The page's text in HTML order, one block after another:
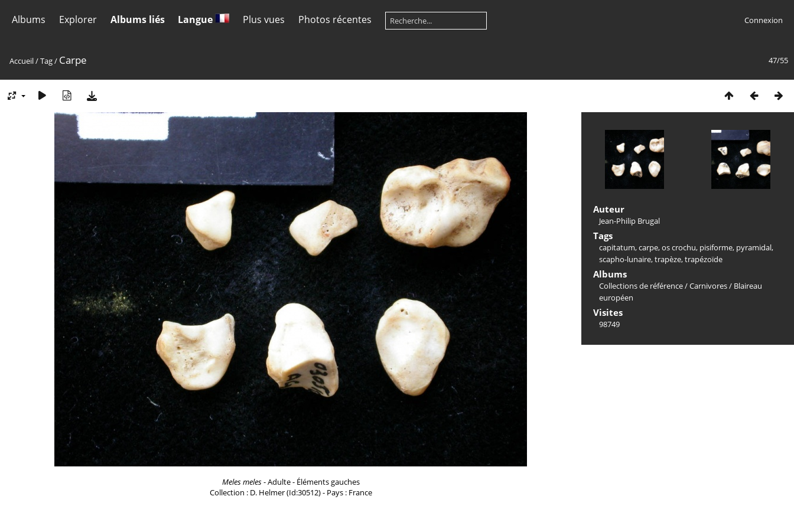
Albums Explorer Albums liés Langue Plus vues Photos récentes Connexion
47/55
Accueil/Tag/ Carpe
Meles meles- Adulte - Éléments gauches
Collection : D. Helmer (Id:30512) - Pays : France
Auteur
Jean-Philip Brugal
Tags
capitatum,carpe,os crochu, pisiforme, pyramidal,
scapho-lunaire,trapèze,trapézoïde
Albums
Collections de référence/Carnivores/ Blaireau
européen
Visites
98749